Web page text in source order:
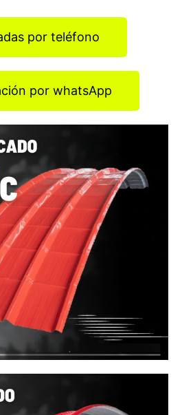
por teléfono
por whatsApp